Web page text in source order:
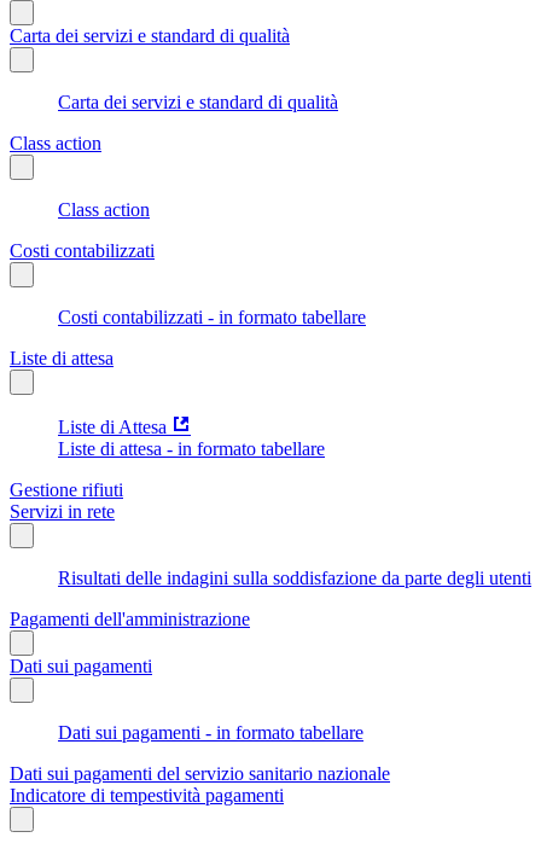
Carta dei servizi e standard di qualità
Carta dei servizi e standard di qualità
Class action
Class action
Costi contabilizzati
Costi contabilizzati - in formato tabellare
Liste di attesa
Liste di Attesa
Liste di attesa - in formato tabellare
Gestione rifiuti
Servizi in rete
Risultati delle indagini sulla soddisfazione da parte degli utenti
Pagamenti dell'amministrazione
Dati sui pagamenti
Dati sui pagamenti - in formato tabellare
Dati sui pagamenti del servizio sanitario nazionale
Indicatore di tempestività pagamenti